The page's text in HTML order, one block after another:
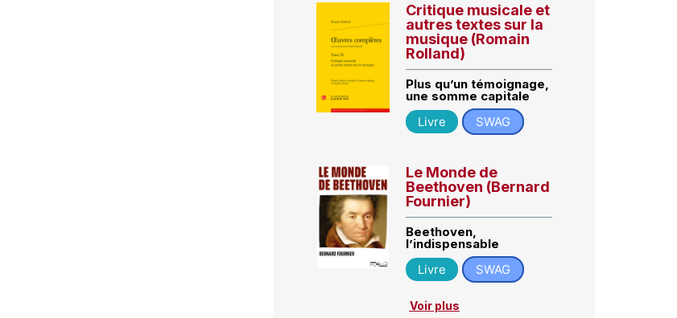
Critique musicale et
autres textes sur la
musique (Romain
Rolland)
Plus qu’un témoignage,
une somme capitale
Livre
SWAG
Le Monde de
Beethoven (Bernard
Fournier)
Beethoven,
l’indispensable
Livre
SWAG
Voir plus